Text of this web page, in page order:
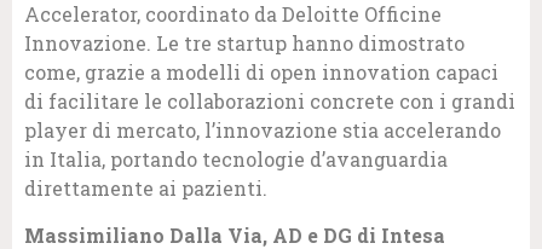
Accelerator, coordinato da Deloitte Officine
Innovazione. Le tre startup hanno dimostrato
come, grazie a modelli di open innovation capaci
di facilitare le collaborazioni concrete con i grandi
player di mercato, l’innovazione stia accelerando
in Italia, portando tecnologie d’avanguardia
direttamente ai pazienti.
Massimiliano Dalla Via, AD e DG di Intesa